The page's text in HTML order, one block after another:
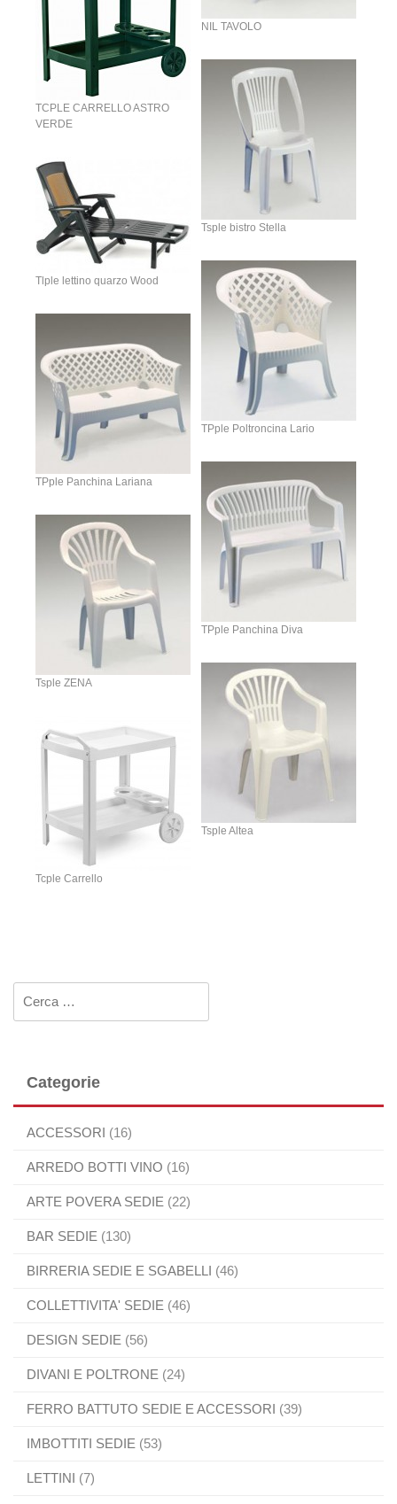
NIL TAVOLO
TCPLE CARRELLO ASTRO
VERDE
Tsple bistro Stella
Tlple lettino quarzo Wood
TPple Poltroncina Lario
TPple Panchina Lariana
TPple Panchina Diva
Tsple ZENA
Tsple Altea
Tcple Carrello
Categorie
ACCESSORI (16)
ARREDO BOTTI VINO (16)
ARTE POVERA SEDIE (22)
BAR SEDIE (130)
BIRRERIA SEDIE E SGABELLI (46)
COLLETTIVITA' SEDIE (46)
DESIGN SEDIE (56)
DIVANI E POLTRONE (24)
FERRO BATTUTO SEDIE E ACCESSORI (39)
IMBOTTITI SEDIE (53)
LETTINI (7)